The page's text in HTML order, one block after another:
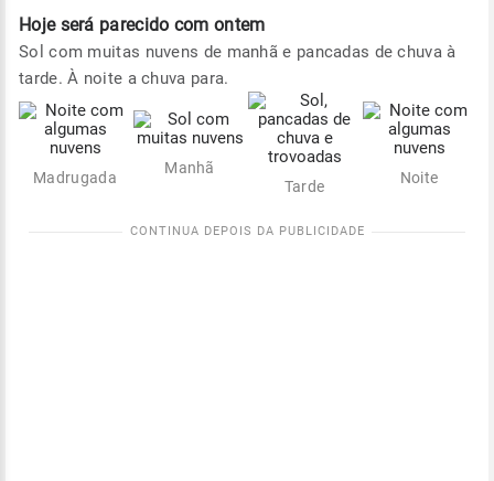
Hoje será parecido com ontem
Sol com muitas nuvens de manhã e pancadas de chuva à
tarde. À noite a chuva para.
Madrugada
Manhã
Tarde
Noite